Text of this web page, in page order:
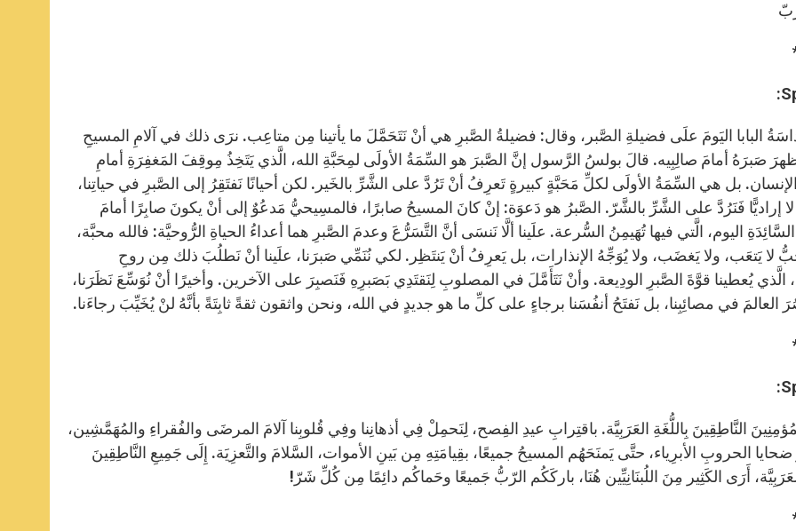
البابا اليَومَ علَى فضيلةِ الصَّبر، وقال: فضيلةُ الصَّبرِ هي أنْ نَتَحَمَّلَ ما يأتينا مِن متاعِب. نرَى ذلك في آلامِ المسيحِ
صَبرَهُ أمامَ صالِبِيه. قالَ بولسُ الرَّسول إنَّ الصَّبرَ هو السِّمَةُ الأولَى لمِحَبَّةِ الله، الَّذي يَتَخِذُ مِوقِفَ المَغفِرَةِ أمامِ
بل هي السِّمَةُ الأولَى لكلِّ مَحَبَّةٍ كبيرةٍ تَعرِفُ أنْ تَرُدَّ على الشَّرِّ بالخَير. لكن أحيانًا نَفتَقِرُ إلى الصَّبرِ في حياتِنا،
إراديًّا فَنَرُدَّ على الشَّرِّ بالشَّرّ. الصَّبرُ هو دَعوَة: إنْ كانَ المسيحُ صابرًا، فالمسِيحيُّ مَدعُوٌ إلى أنْ يكونَ صابِرًا أمامَ
السَّائِدَةِ اليوم، الَّتي فيها تُهَيمِنُ السُّرعة. علَينا ألَّا نَنسَى أنَّ التَّسَرُّعَ وعدمَ الصَّبرِ هما أعداءُ الحياةِ الرُّوحيَّة: فالله محبَّة،
لا يَتعَب، ولا يَغضَب، ولا يُوَجِّهُ الإنذارات، بل يَعرِفُ أنْ يَنتَظِر. لكي نُنَمِّي صَبرَنا، علَينا أنْ نَطلُبَ ذلك مِن روحِ
الَّذي يُعطينا قوَّةَ الصَّبرِ الودِيعة. وأنْ نَتَأَمَّلَ في المصلوبِ لِنَقتَدِي بَصَبرِهِ فَنَصبِرَ على الآخرين. وأخيرًا أنْ نُوَسِّعَ نَظَرَنا،
العالمَ في مصائِبِنا، بل نَفتَحُ أنفُسَنا برجاءٍ على كلِّ ما هو جديدٍ في الله، ونحن واثقون ثقةً ثابِتَةً بأنَّهُ لنْ يُخَيِّبَ رجاءَنا.
النَّاطِقِينَ بِاللُّغَةِ العَرَبِيَّة. باقتِرابِ عيدِ الفِصح، لِنَحمِلْ فِي أذهانِنا وفِي قُلوبِنا آلامَ المرضَى والفُقراءِ والمُهَمَّشِين،
ضحايا الحروبِ الأبرِياء، حتَّى يَمنَحَهُم المسيحُ جميعًا، بقِيامَتِهِ مِن بَينِ الأموات، السَّلامَ والتَّعزِيَة. إِلَى جَمِيعِ النَّاطِقِينَ
أَرَى الكَثِير مِنَ اللُبنَانِيِّين هُنَا، باركَكُم الرّبُّ جَميعًا وحَماكُم دائِمًا مِن كُلِّ شَرّ!